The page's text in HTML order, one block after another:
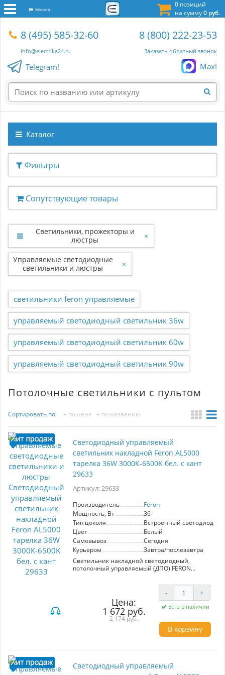
0 позиций
на сумму0 руб.
Москва
8 (495) 585-32-60
info@electrika24.ru
8 (800) 222-23-53
Заказать обратный звонок
Telegram! Max!
Каталог
Фильтры
Сопутствующие товары
Светильники, прожекторы и
люстры
×
Управляемые светодиодные
светильники и люстры
×
светильники feron управляемые
управляемый светодиодный светильник 36w
управляемый светодиодный светильник 60w
управляемый светодиодный светильник 90w
Потолочные светильники с пультом
Сортировать по: по цене по названию
Светодиодный управляемый
светильник накладной Feron AL5000
тарелка 36W 3000К-6500K бел. с кант
29633
Артикул: 29633
Производитель
Feron
Мощность, Вт
36
Тип цоколя
Встроенный светодиод
Цвет
Белый
Самовывоз
Сегодня
Курьером
Завтра/послезавтра
Светильник накладной светодиодный,
потолочный управляемый (ДПО) FERON
дневной), 230V, 2900Lm, IP20, угол рассеивания
120°, цвет белый, корпус штампованная сталь,
рассеиватель матовый пластик, серия
"звездное небо", 450*450*73
Специальное покрытие на рассеивателе
вместе со свечением создают эффект
Стильный дизайн, который подойдёт для
Преимущества светодиодного управляемого
- Современная альтернатива стандартным
Цена:
1 672 руб.
2 174 руб.
- +
Есть в наличии
В корзину
Светодиодный управляемый